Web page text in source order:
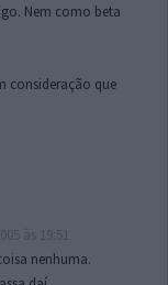
Nem como beta
consideração que
nenhuma.